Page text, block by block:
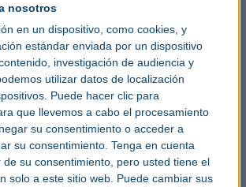
nosotros
en un dispositivo, como cookies, y
estándar enviada por un dispositivo
investigación de audiencia y
utilizar datos de localización
Puede hacer clic para
que llevemos a cabo el procesamiento
su consentimiento o acceder a
su consentimiento. Tenga en cuenta
su consentimiento, pero usted tiene el
solo a este sitio web. Puede cambiar sus
su expansión con la
industrialización del
escala. Con una
(plata, silicio, cobre,
tan pronto como
a escala
las importaciones de
y otros actores